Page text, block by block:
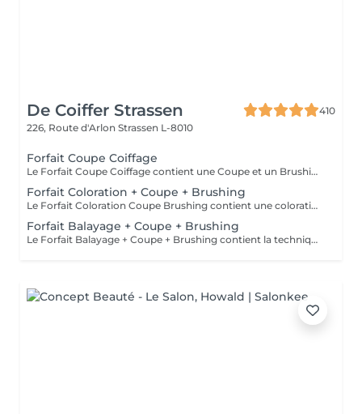
De Coiffer Strassen
410
226, Route d'Arlon Strassen L-8010
Forfait Coupe Coiffage
Le Forfait Coupe Coiffage contient une Coupe et un Brushing. Dépendant de la longueur des cheveux, le prix peut varier. En cas de questions veuillez appeler au +352 26 31 07 11.
Forfait Coloration + Coupe + Brushing
Le Forfait Coloration Coupe Brushing contient une coloration des racines et une coupe. Dépendant de la quantité de couleur utilisée ou de la longueur des cheveux le prix peut varier. (Veuillez sélectionner le Forfait Balayage au cas où vous souhaitez avoir des mèches ou un Balayage.) En cas de questions veuillez appeler au +352 26 35 02 89
Forfait Balayage + Coupe + Brushing
Le Forfait Balayage + Coupe + Brushing contient la technique Balayage, un coulage (pour donner le bon reflet au Balayage), Olaplex, une Coupe et un Brushing. Dépendant de la quantité de produit utilisée ou de la longueur des cheveux, le prix peut varier. En cas de questions veuillez appeler au +352 26 35 02 89.